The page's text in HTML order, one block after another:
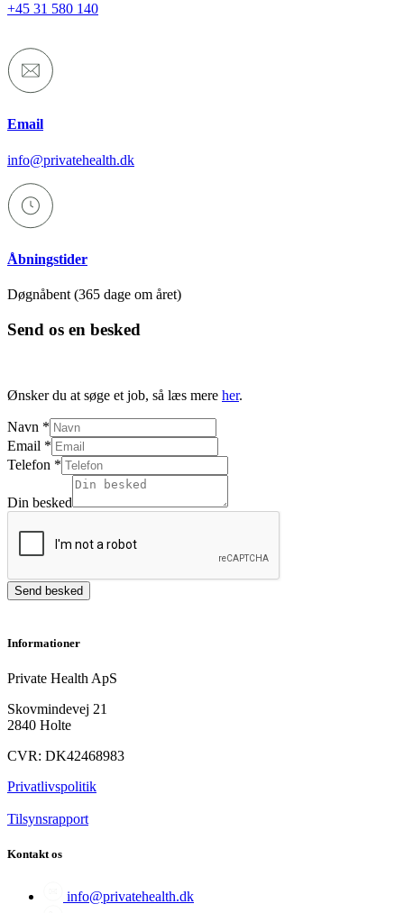
+45 31 580 140
Email
info@privatehealth.dk
Åbningstider
Døgnåbent (365 dage om året)
Send os en besked
Ønsker du at søge et job, så læs mere her.
besked
Layout
Email
Navn *
Email *
Telefon *
Din besked
Send besked
Informationer
Private Health ApS
Skovmindevej 21
2840 Holte
CVR: DK42468983
Privatlivspolitik
Tilsynsrapport
Kontakt os
info@privatehealth.dk